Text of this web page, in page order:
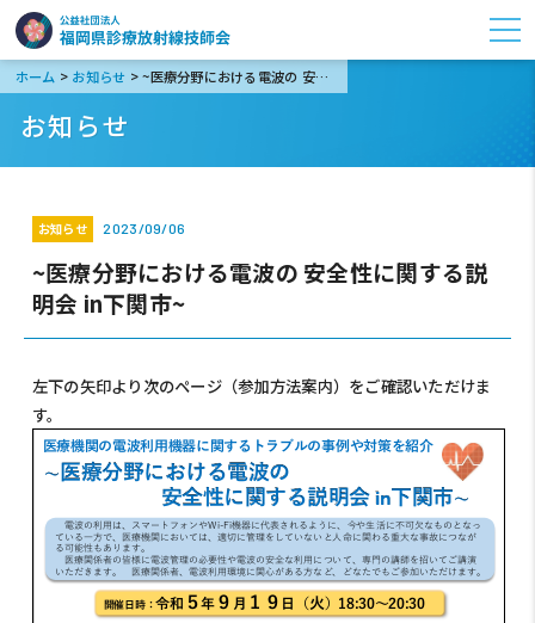
ホーム > お知らせ > ~医療分野における電波の 安全性に関する説明会 in下関市~
お知らせ
お知らせ 2023/09/06
~医療分野における電波の 安全性に関する説
明会 in下関市~
左下の矢印より次のページ（参加方法案内）をご確認いただけま
す。